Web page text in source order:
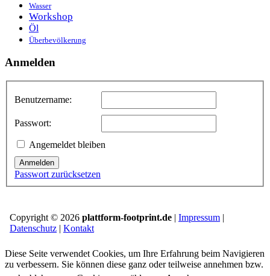
Wasser
Workshop
Öl
Überbevölkerung
Anmelden
Benutzername:
Passwort:
Angemeldet bleiben
Anmelden
Passwort zurücksetzen
Copyright © 2026 plattform-footprint.de | Impressum |
Datenschutz | Kontakt
Diese Seite verwendet Cookies, um Ihre Erfahrung beim Navigieren
zu verbessern. Sie können diese ganz oder teilweise annehmen bzw.